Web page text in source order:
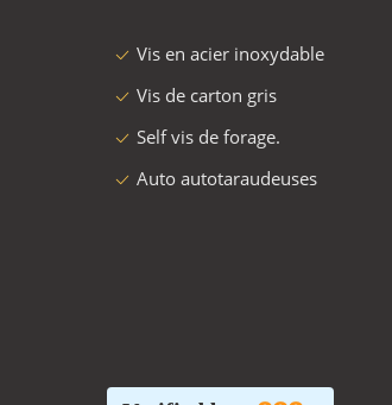
Vis en acier inoxydable
Vis de carton gris
Self vis de forage.
Auto autotaraudeuses